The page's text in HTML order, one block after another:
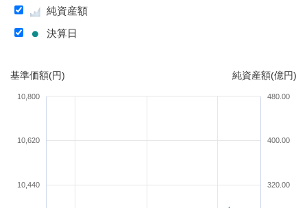
純資産額
決算日
基準価額(円) 純資産額(億円)
10,440
10,620
10,800
320.00
400.00
480.00